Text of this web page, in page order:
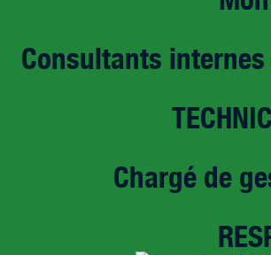
Consultants
Chargé de